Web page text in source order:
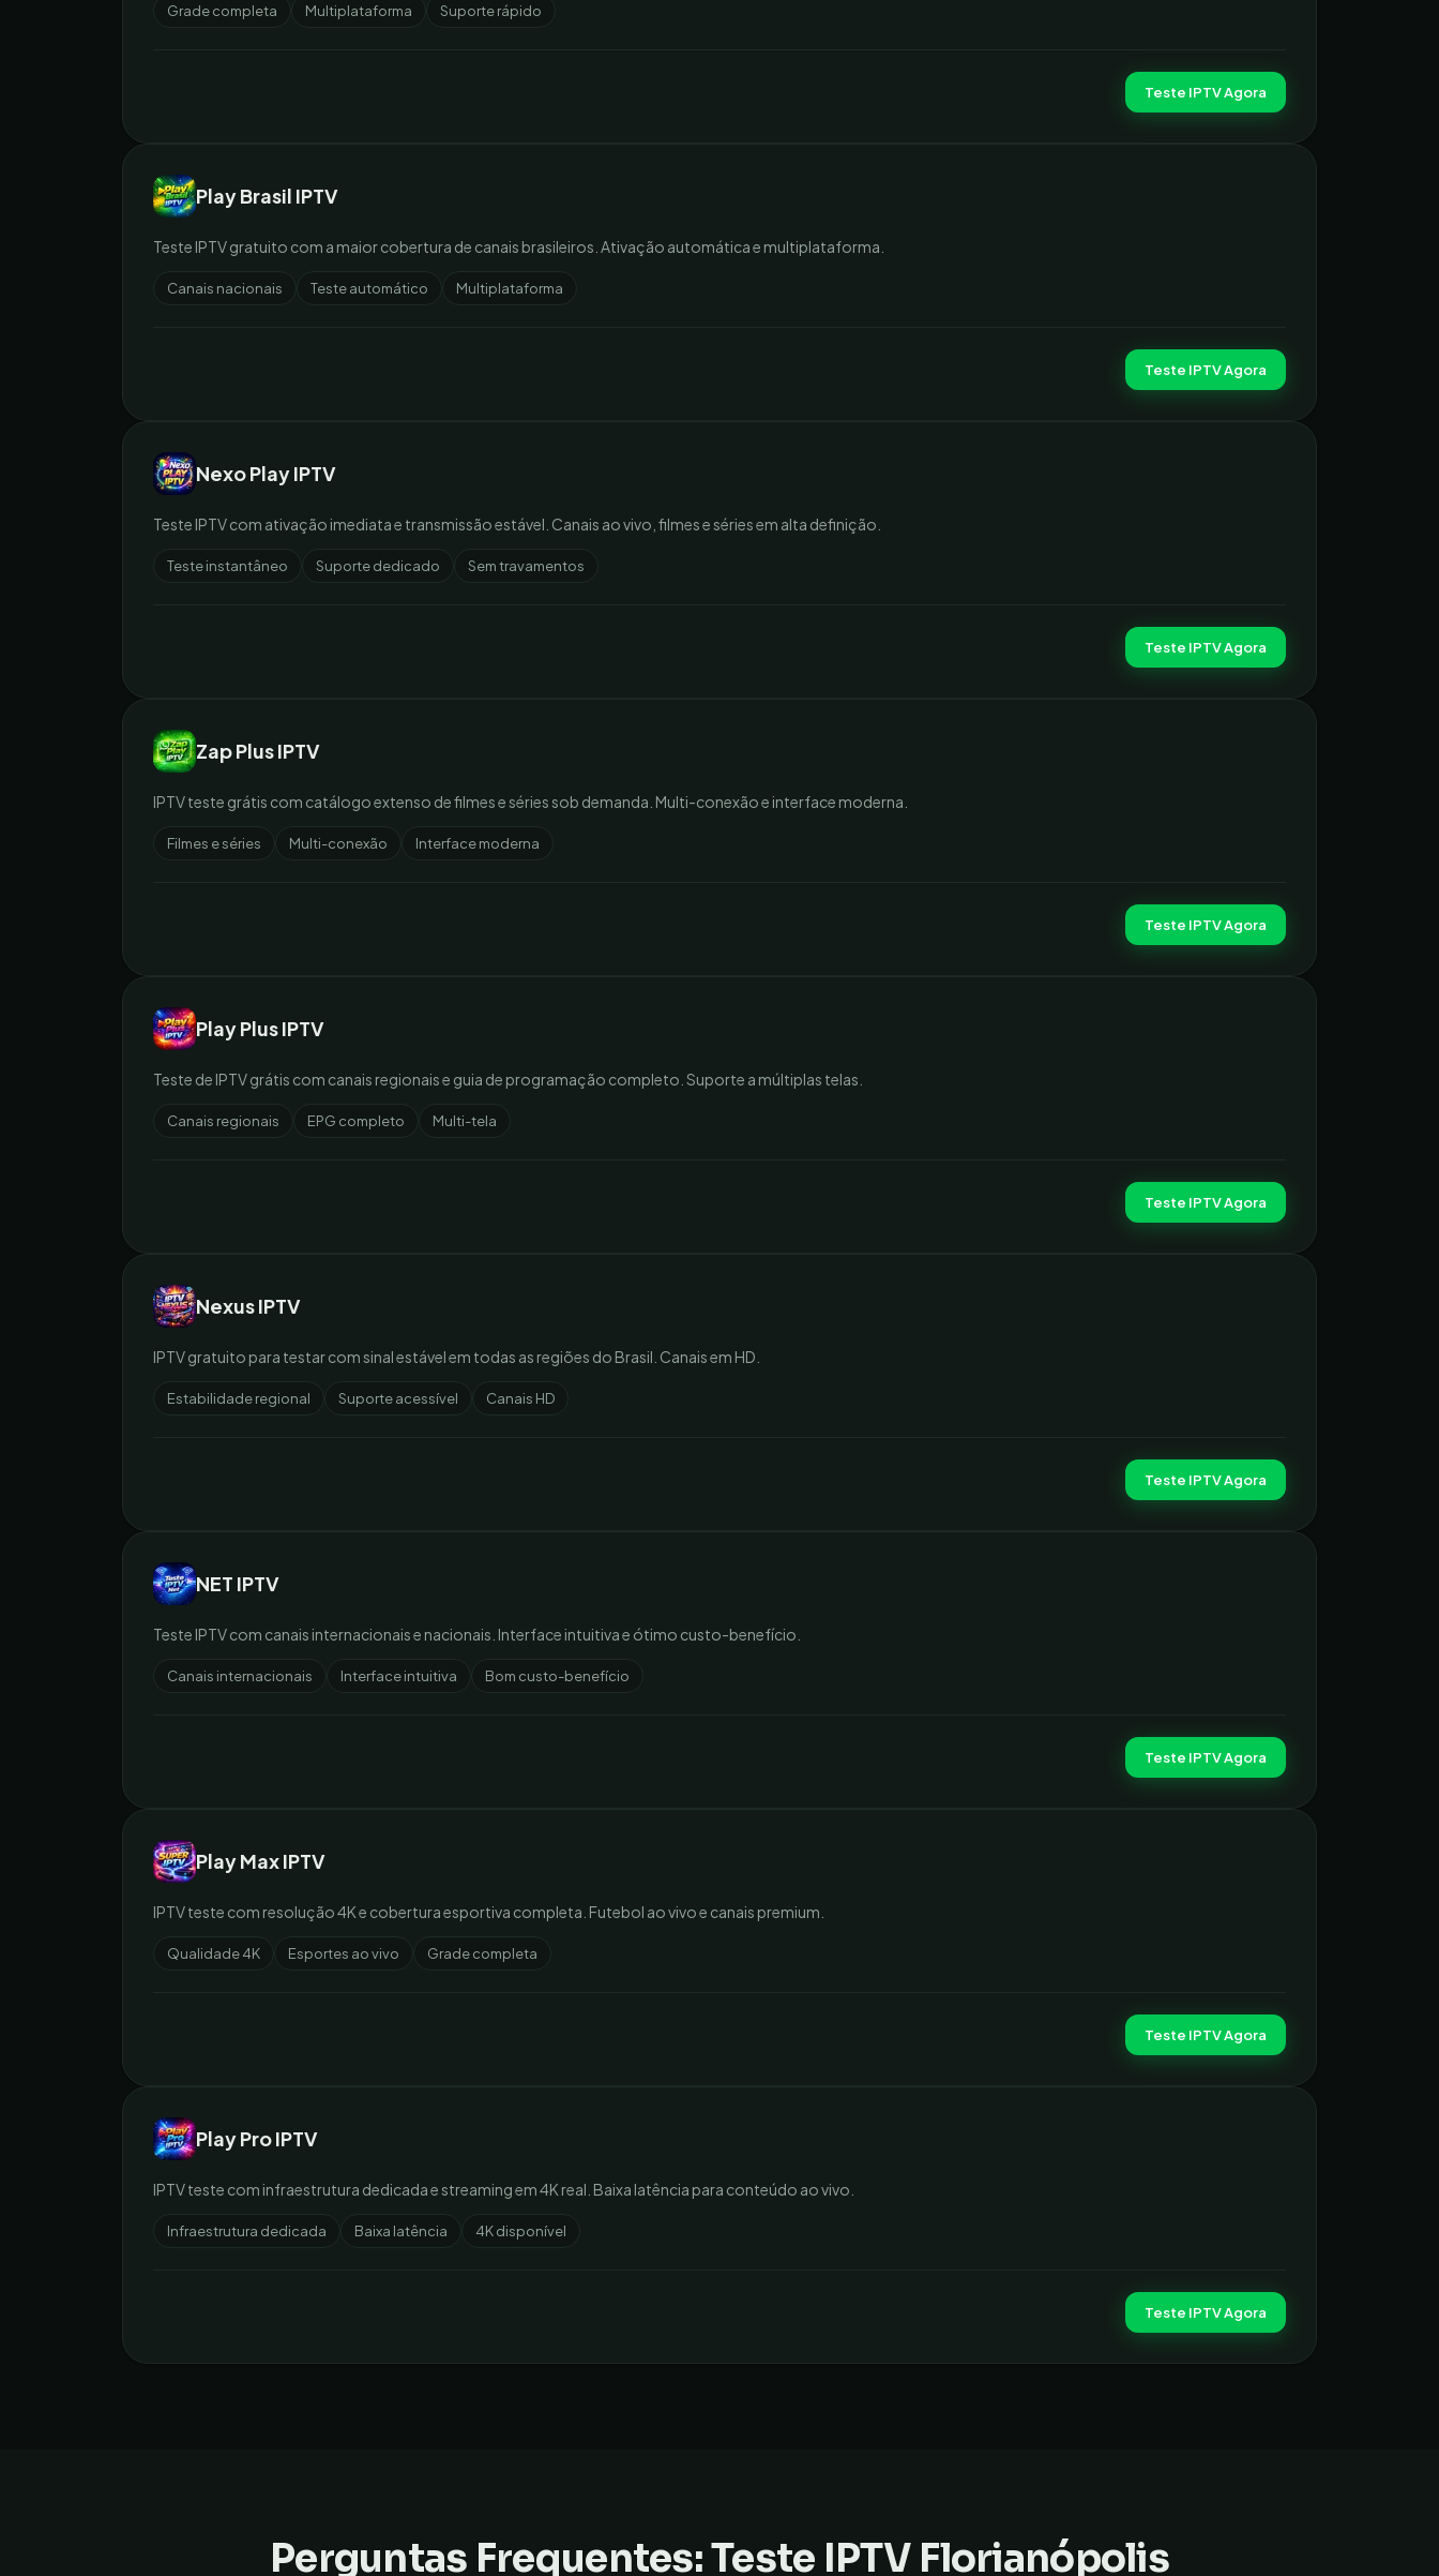
Grade completa Multiplataforma Suporte rápido
Teste IPTV Agora
Play Brasil IPTV
Teste IPTV gratuito com a maior cobertura de canais brasileiros. Ativação automática e multiplataforma.
Canais nacionais Teste automático Multiplataforma
Teste IPTV Agora
Nexo Play IPTV
Teste IPTV com ativação imediata e transmissão estável. Canais ao vivo, filmes e séries em alta definição.
Teste instantâneo Suporte dedicado Sem travamentos
Teste IPTV Agora
Zap Plus IPTV
IPTV teste grátis com catálogo extenso de filmes e séries sob demanda. Multi-conexão e interface moderna.
Filmes e séries Multi-conexão Interface moderna
Teste IPTV Agora
Play Plus IPTV
Teste de IPTV grátis com canais regionais e guia de programação completo. Suporte a múltiplas telas.
Canais regionais EPG completo Multi-tela
Teste IPTV Agora
Nexus IPTV
IPTV gratuito para testar com sinal estável em todas as regiões do Brasil. Canais em HD.
Estabilidade regional Suporte acessível Canais HD
Teste IPTV Agora
NET IPTV
Teste IPTV com canais internacionais e nacionais. Interface intuitiva e ótimo custo-benefício.
Canais internacionais Interface intuitiva Bom custo-benefício
Teste IPTV Agora
Play Max IPTV
IPTV teste com resolução 4K e cobertura esportiva completa. Futebol ao vivo e canais premium.
Qualidade 4K Esportes ao vivo Grade completa
Teste IPTV Agora
Play Pro IPTV
IPTV teste com infraestrutura dedicada e streaming em 4K real. Baixa latência para conteúdo ao vivo.
Infraestrutura dedicada Baixa latência 4K disponível
Teste IPTV Agora
Perguntas Frequentes: Teste IPTV Florianópolis